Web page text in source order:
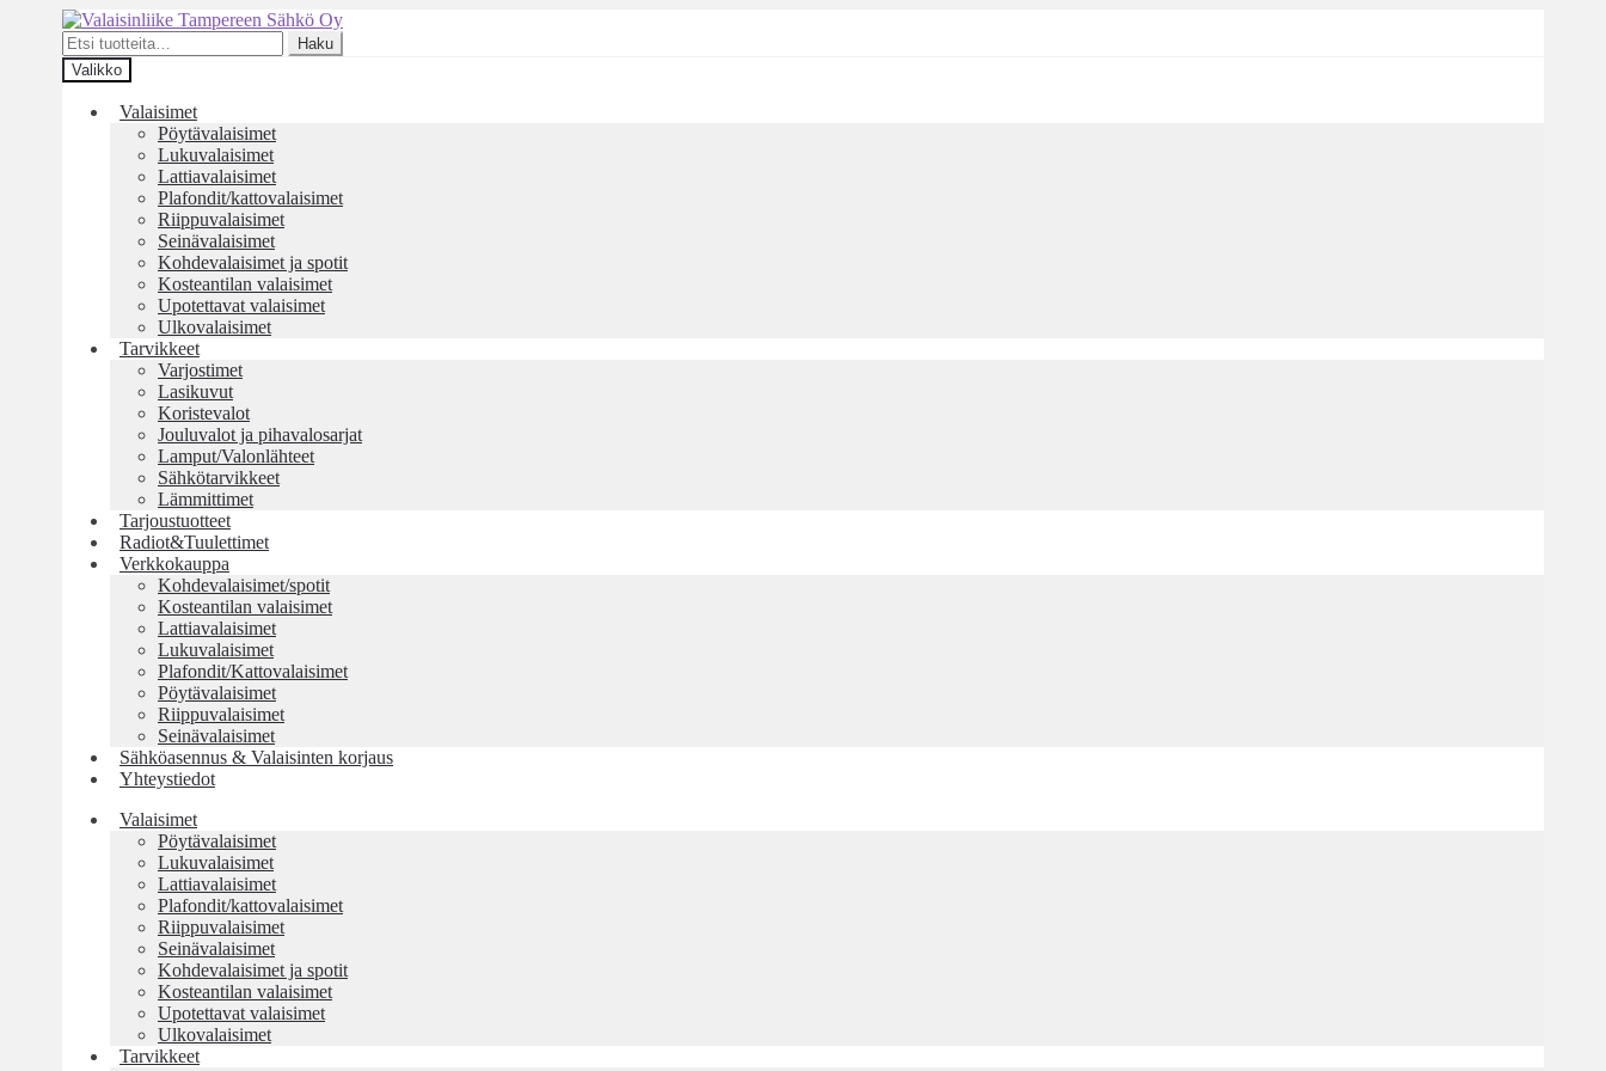
Siirry
navigointiin
Siirry
sisältöön
Etsi:
Haku
Valikko
Valaisimet
Pöytävalaisimet
Lukuvalaisimet
Lattiavalaisimet
Plafondit/kattovalaisimet
Riippuvalaisimet
Seinävalaisimet
Kohdevalaisimet ja spotit
Kosteantilan valaisimet
Upotettavat valaisimet
Ulkovalaisimet
Tarvikkeet
Varjostimet
Lasikuvut
Koristevalot
Jouluvalot ja pihavalosarjat
Lamput/Valonlähteet
Sähkötarvikkeet
Lämmittimet
Tarjoustuotteet
Radiot&Tuulettimet
Verkkokauppa
Kohdevalaisimet/spotit
Kosteantilan valaisimet
Lattiavalaisimet
Lukuvalaisimet
Plafondit/Kattovalaisimet
Pöytävalaisimet
Riippuvalaisimet
Seinävalaisimet
Sähköasennus & Valaisinten korjaus
Yhteystiedot
Valaisimet
Pöytävalaisimet
Lukuvalaisimet
Lattiavalaisimet
Plafondit/kattovalaisimet
Riippuvalaisimet
Seinävalaisimet
Kohdevalaisimet ja spotit
Kosteantilan valaisimet
Upotettavat valaisimet
Ulkovalaisimet
Tarvikkeet